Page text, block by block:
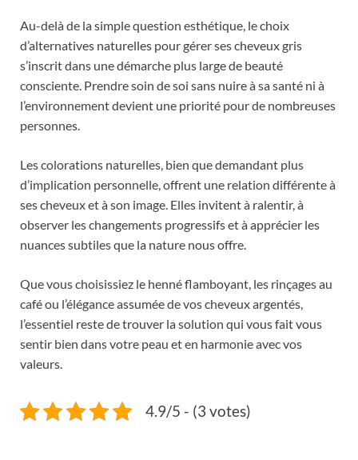
Au-delà de la simple question esthétique, le choix
d’alternatives naturelles pour gérer ses cheveux gris
s’inscrit dans une démarche plus large de beauté
consciente. Prendre soin de soi sans nuire à sa santé ni à
l’environnement devient une priorité pour de nombreuses
personnes.
Les colorations naturelles, bien que demandant plus
d’implication personnelle, offrent une relation différente à
ses cheveux et à son image. Elles invitent à ralentir, à
observer les changements progressifs et à apprécier les
nuances subtiles que la nature nous offre.
Que vous choisissiez le henné flamboyant, les rinçages au
café ou l’élégance assumée de vos cheveux argentés,
l’essentiel reste de trouver la solution qui vous fait vous
sentir bien dans votre peau et en harmonie avec vos
valeurs.
4.9/5 - (3 votes)